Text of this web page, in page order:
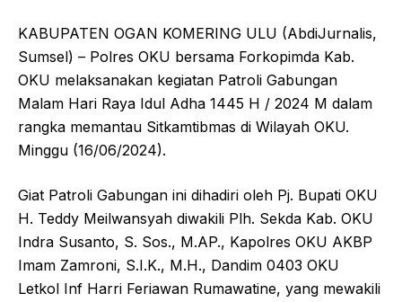
KABUPATEN OGAN KOMERING ULU (AbdiJurnalis,
Sumsel) – Polres OKU bersama Forkopimda Kab.
OKU melaksanakan kegiatan Patroli Gabungan
Malam Hari Raya Idul Adha 1445 H / 2024 M dalam
rangka memantau Sitkamtibmas di Wilayah OKU.
Minggu (16/06/2024).
Giat Patroli Gabungan ini dihadiri oleh Pj. Bupati OKU
H. Teddy Meilwansyah diwakili Plh. Sekda Kab. OKU
Indra Susanto, S. Sos., M.AP., Kapolres OKU AKBP
Imam Zamroni, S.I.K., M.H., Dandim 0403 OKU
Letkol Inf Harri Feriawan Rumawatine, yang mewakili